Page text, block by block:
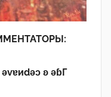
ʚ ǝɓГ